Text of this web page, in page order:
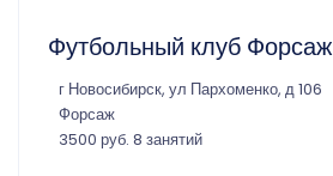
Футбольный клуб Форсаж
г Новосибирск, ул Пархоменко, д 106
Форсаж
3500 руб. 8 занятий